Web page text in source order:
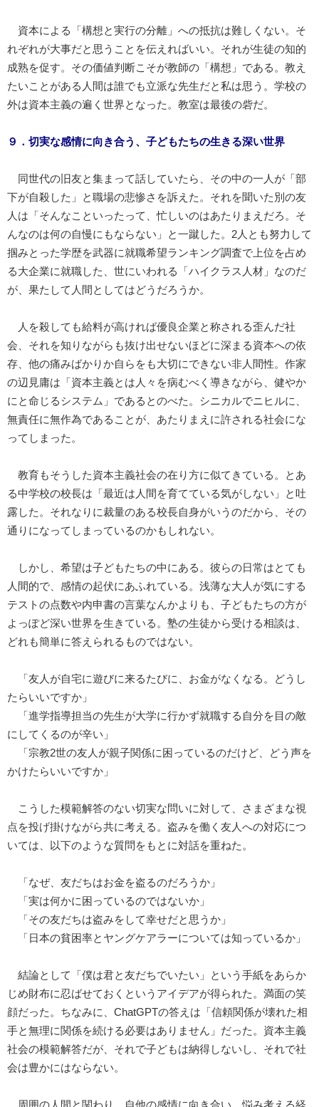
資本による「構想と実行の分離」への抵抗は難しくない。そ
れぞれが大事だと思うことを伝えればいい。それが生徒の知的
成熟を促す。その価値判断こそが教師の「構想」である。教え
たいことがある人間は誰でも立派な先生だと私は思う。学校の
外は資本主義の遍く世界となった。教室は最後の砦だ。
９．切実な感情に向き合う、子どもたちの生きる深い世界
同世代の旧友と集まって話していたら、その中の一人が「部
下が自殺した」と職場の悲惨さを訴えた。それを聞いた別の友
人は「そんなこといったって、忙しいのはあたりまえだろ。そ
んなのは何の自慢にもならない」と一蹴した。2人とも努力して
掴みとった学歴を武器に就職希望ランキング調査で上位を占め
る大企業に就職した、世にいわれる「ハイクラス人材」なのだ
が、果たして人間としてはどうだろうか。
人を殺しても給料が高ければ優良企業と称される歪んだ社
会、それを知りながらも抜け出せないほどに深まる資本への依
存、他の痛みばかりか自らをも大切にできない非人間性。作家
の辺見庸は「資本主義とは人々を病むべく導きながら、健やか
にと命じるシステム」であるとのべた。シニカルでニヒルに、
無責任に無作為であることが、あたりまえに許される社会にな
ってしまった。
教育もそうした資本主義社会の在り方に似てきている。とあ
る中学校の校長は「最近は人間を育てている気がしない」と吐
露した。それなりに裁量のある校長自身がいうのだから、その
通りになってしまっているのかもしれない。
しかし、希望は子どもたちの中にある。彼らの日常はとても
人間的で、感情の起伏にあふれている。浅薄な大人が気にする
テストの点数や内申書の言葉なんかよりも、子どもたちの方が
よっぽど深い世界を生きている。塾の生徒から受ける相談は、
どれも簡単に答えられるものではない。
「友人が自宅に遊びに来るたびに、お金がなくなる。どうし
たらいいですか」
「進学指導担当の先生が大学に行かず就職する自分を目の敵
にしてくるのが辛い」
「宗教2世の友人が親子関係に困っているのだけど、どう声を
かけたらいいですか」
こうした模範解答のない切実な問いに対して、さまざまな視
点を投げ掛けながら共に考える。盗みを働く友人への対応につ
いては、以下のような質問をもとに対話を重ねた。
「なぜ、友だちはお金を盗るのだろうか」
「実は何かに困っているのではないか」
「その友だちは盗みをして幸せだと思うか」
「日本の貧困率とヤングケアラーについては知っているか」
結論として「僕は君と友だちでいたい」という手紙をあらか
じめ財布に忍ばせておくというアイデアが得られた。満面の笑
顔だった。ちなみに、ChatGPTの答えは「信頼関係が壊れた相
手と無理に関係を続ける必要はありません」だった。資本主義
社会の模範解答だが、それで子どもは納得しないし、それで社
会は豊かにはならない。
周囲の人間と関わり、自他の感情に向き合い、悩み考える経